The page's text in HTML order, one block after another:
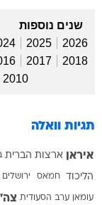
שנים נוספות
2026
2025
2018
2017
2010
תגיות וואלה
איראן ארצות הברית
הליכוד חמאס ירושלים
עומאן ערב הסעודית